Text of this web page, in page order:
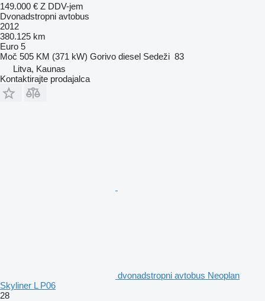
149.000 € Z DDV-jem
Dvonadstropni avtobus
2012
380.125 km
Euro 5
Moč 505 KM (371 kW) Gorivo diesel Sedeži 83
Litva, Kaunas
Kontaktirajte prodajalca
dvonadstropni avtobus Neoplan
Skyliner L P06
28